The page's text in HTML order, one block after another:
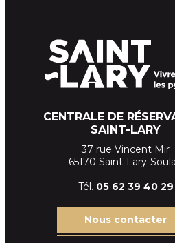
CENTRALE DE
SAINT-LARY
37 rue Vincent Mir
65170 Saint-Lary-
Tél. 05 62 39 40 29
Nous contacter